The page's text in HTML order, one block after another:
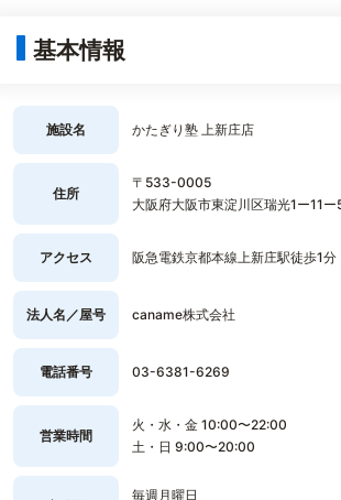
基本情報
施設名 かたぎり塾 上新庄店
住所
〒533-0005
大阪府大阪市東淀川区瑞光1ー11
アクセス 阪急電鉄京都本線上新庄駅徒歩1分
法人名／屋号 caname株式会社
電話番号 03-6381-6269
営業時間
火・水・金 10:00〜22:00
土・日 9:00〜20:00
毎週月曜日